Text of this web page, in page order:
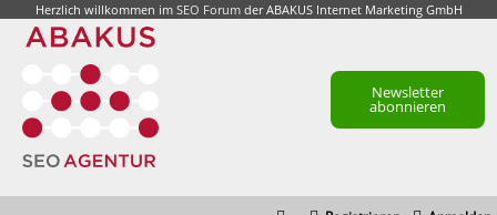
Herzlich willkommen im SEO Forumder ABAKUS Internet Marketing GmbH
Newsletter
abonnieren